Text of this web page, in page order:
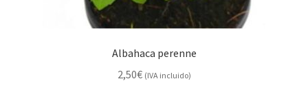
Albahaca perenne
2,50€ (IVA incluido)